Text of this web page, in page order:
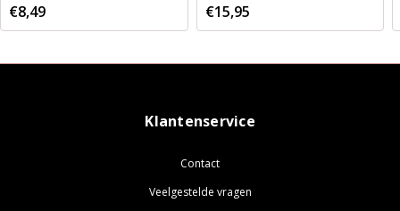
€8,49 €15,95
Klantenservice
Contact
Veelgestelde vragen